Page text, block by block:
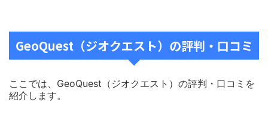
GeoQuest（ジオクエスト）の評判・口コミ
ここでは、GeoQuest（ジオクエスト）の評判・口コミを
紹介します。